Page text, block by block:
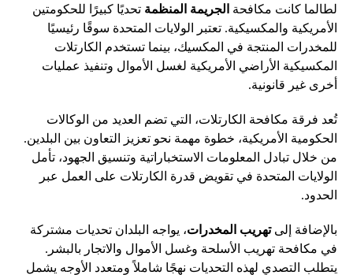
لطالما كانت مكافحة الجريمة المنظمة تحديًا كبيرًا للحكومتين
الأمريكية والمكسيكية. تعتبر الولايات المتحدة سوقًا رئيسيًا
للمخدرات المنتجة في المكسيك، بينما تستخدم الكارتلات
المكسيكية الأراضي الأمريكية لغسل الأموال وتنفيذ عمليات
أخرى غير قانونية.
تُعد فرقة مكافحة الكارتلات، التي تضم العديد من الوكالات
الحكومية الأمريكية، خطوة مهمة نحو تعزيز التعاون بين البلدين.
من خلال تبادل المعلومات الاستخباراتية وتنسيق الجهود، تأمل
الولايات المتحدة في تقويض قدرة الكارتلات على العمل عبر
الحدود.
بالإضافة إلىتهريب المخدرات، يواجه البلدان تحديات مشتركة
في مكافحة تهريب الأسلحة وغسل الأموال والاتجار بالبشر.
يتطلب التصدي لهذه التحديات نهجًا شاملاً ومتعدد الأوجه يشمل